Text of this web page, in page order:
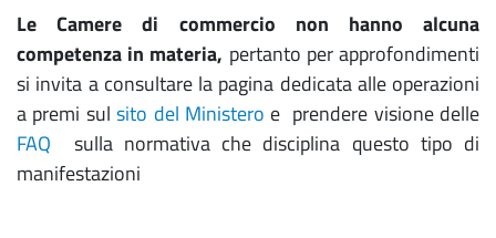
Le Camere di commercio non hanno alcuna
competenza in materia, pertanto per approfondimenti
si invita a consultare la pagina dedicata alle operazioni
a premi sulsito del Ministero e prendere visione delle
FAQ sulla normativa che disciplina questo tipo di
manifestazioni